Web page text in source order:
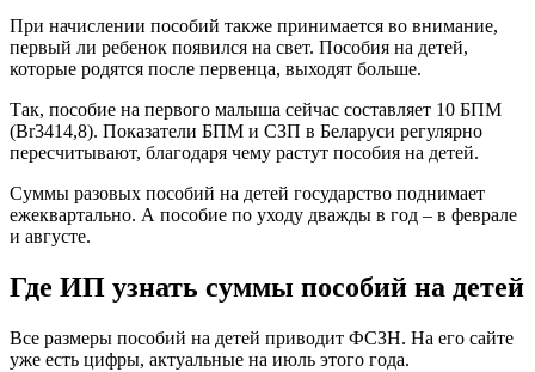
При начислении пособий также принимается во внимание,
первый ли ребенок появился на свет. Пособия на детей,
которые родятся после первенца, выходят больше.
Так, пособие на первого малыша сейчас составляет 10 БПМ
(Br3414,8). Показатели БПМ и СЗП в Беларуси регулярно
пересчитывают, благодаря чему растут пособия на детей.
Суммы разовых пособий на детей государство поднимает
ежеквартально. А пособие по уходу дважды в год – в феврале
и августе.
Где ИП узнать суммы пособий на детей
Все размеры пособий на детей приводит ФСЗН. На его сайте
уже есть цифры, актуальные на июль этого года.